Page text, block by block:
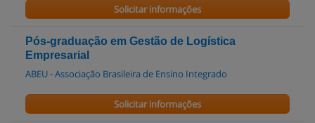
Solicitar informações
Pós-graduação em Gestão de Logística
Empresarial
ABEU - Associação Brasileira de Ensino Integrado
Solicitar informações